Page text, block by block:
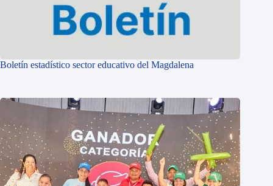
Boletín estadístico sector educativo del Magdalena